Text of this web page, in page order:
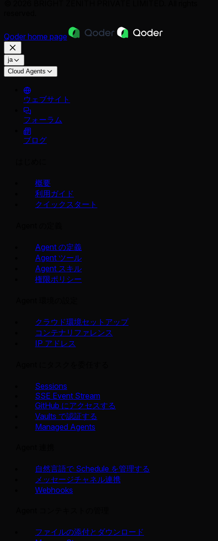
Qoder home page
ja
Cloud Agents
ウェブサイト
フォーラム
ブログ
概要
利用ガイド
クイックスタート
Agent の定義
Agent ツール
Agent スキル
権限ポリシー
クラウド環境セットアップ
コンテナリファレンス
IP アドレス
Sessions
SSE Event Stream
GitHub にアクセスする
Vaults で認証する
Managed Agents
自然言語で Schedule を管理する
メッセージチャネル連携
Webhooks
ファイルの添付とダウンロード